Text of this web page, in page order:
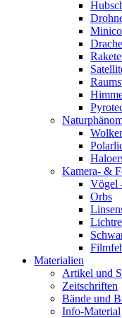
Kamera- &
Vögel
Orbs
Materialien
Artikel und
Zeitschriften
Bände und
Info-Material